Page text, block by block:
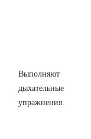
Выполняют
дыхательные
упражнения.